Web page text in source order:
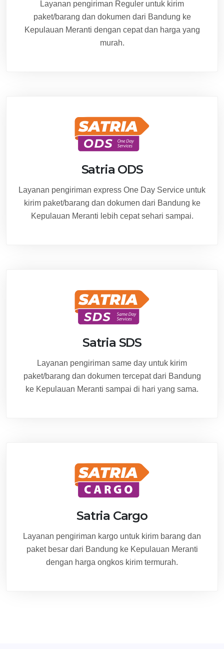
Layanan pengiriman Reguler untuk kirim
paket/barang dan dokumen dari Bandung ke
Kepulauan Meranti dengan cepat dan harga yang
murah.
Satria ODS
Layanan pengiriman express One Day Service untuk
kirim paket/barang dan dokumen dari Bandung ke
Kepulauan Meranti lebih cepat sehari sampai.
Satria SDS
Layanan pengiriman same day untuk kirim
paket/barang dan dokumen tercepat dari Bandung
ke Kepulauan Meranti sampai di hari yang sama.
Satria Cargo
Layanan pengiriman kargo untuk kirim barang dan
paket besar dari Bandung ke Kepulauan Meranti
dengan harga ongkos kirim termurah.